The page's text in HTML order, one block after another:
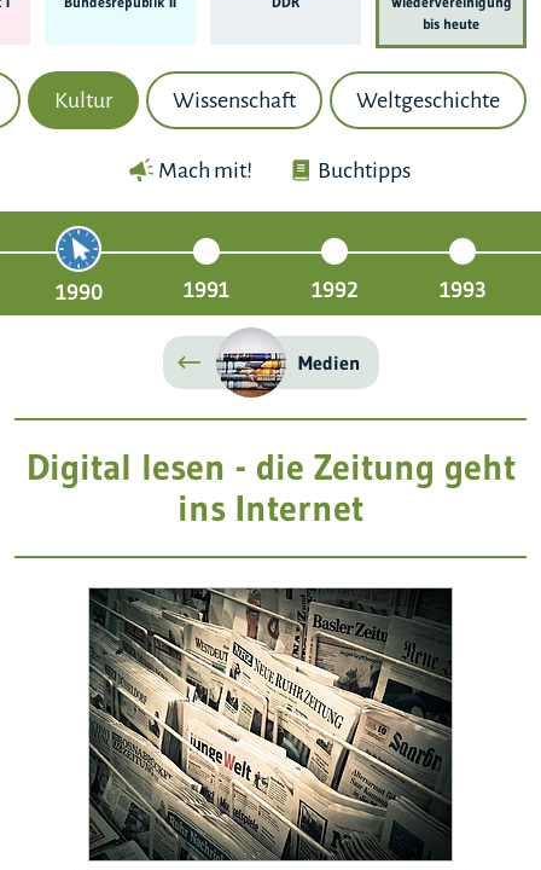
bis heute
Kultur Wissenschaft Weltgeschichte
Mach mit! Buchtipps
1990 1991 1992 1993
Medien
Digital lesen - die Zeitung geht
ins Internet